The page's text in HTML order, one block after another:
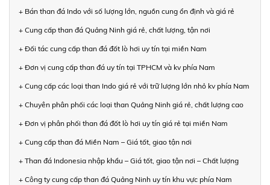
+ Bán than đá Indo với số lượng lớn, nguồn cung ổn định và giá rẻ
+ Cung cấp than đá Quảng Ninh giá rẻ, chất lượng, tận nơi
+ Đối tác cung cấp than đá đốt lò hơi uy tín tại miền Nam
+ Đơn vị cung cấp than đá uy tín tại TPHCM và kv phía Nam
+ Cung cấp các loại than Indo giá rẻ với trữ lượng lớn nhỏ kv phía Nam
+ Chuyên phân phối các loại than Quảng Ninh giá rẻ, chất lượng cao
+ Đơn vị phân phối than đá đốt lò hơi uy tín giá rẻ tại miền Nam
+ Cung cấp than đá Miền Nam – Giá tốt, giao tận nơi
+ Than đá Indonesia nhập khẩu – Giá tốt, giao tận nơi – Chất lượng
+ Công ty cung cấp than đá Quảng Ninh uy tín khu vực phía Nam